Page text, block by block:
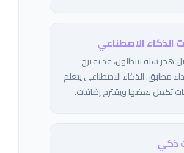
الذكاء الاصطناعي
هجر سلة ببنطلون، قد تقترح
مطابق. الذكاء الاصطناعي يتعلم
تكمل بعضها ويقترح إضافات.
ذكي